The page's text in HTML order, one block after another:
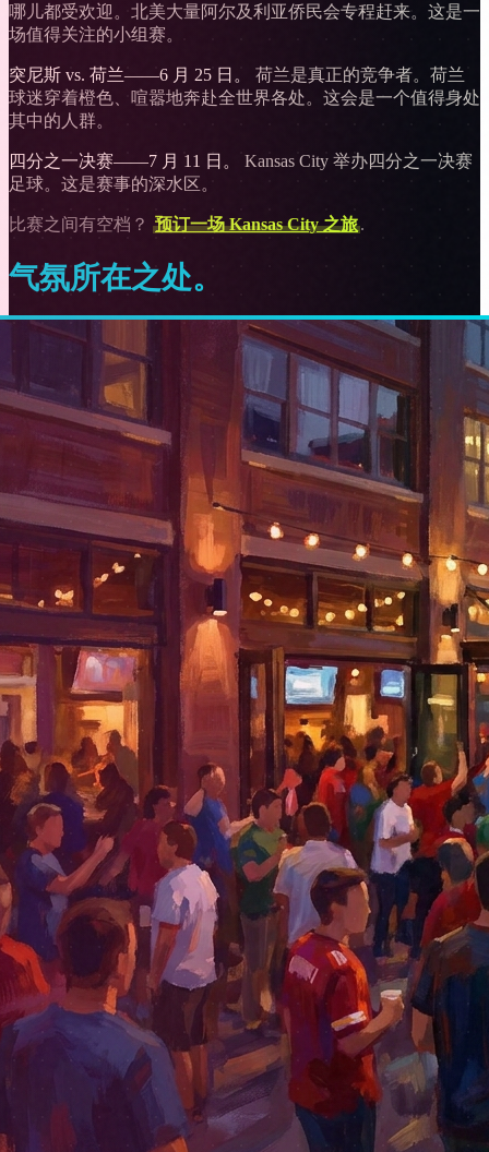
哪儿都受欢迎。北美大量阿尔及利亚侨民会专程赶来。这是一
场值得关注的小组赛。
突尼斯 vs. 荷兰——6 月 25 日。
荷兰是真正的竞争者。荷兰
球迷穿着橙色、喧嚣地奔赴全世界各处。这会是一个值得身处
其中的人群。
四分之一决赛——7 月 11 日。
Kansas City 举办四分之一决赛
足球。这是赛事的深水区。
比赛之间有空档？ 预订一场 Kansas City 之旅.
气氛所在之处。